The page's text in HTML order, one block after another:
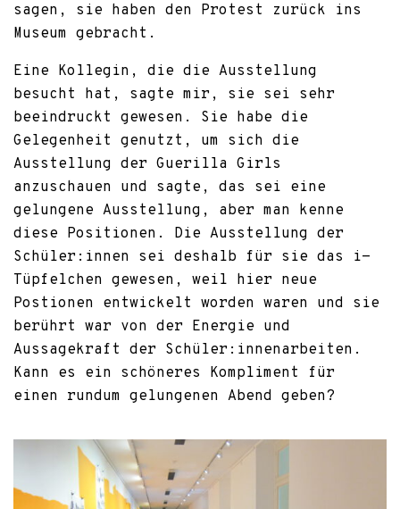
sagen, sie haben den Protest zurück ins
Museum gebracht.
Eine Kollegin, die die Ausstellung
besucht hat, sagte mir, sie sei sehr
beeindruckt gewesen. Sie habe die
Gelegenheit genutzt, um sich die
Ausstellung der Guerilla Girls
anzuschauen und sagte, das sei eine
gelungene Ausstellung, aber man kenne
diese Positionen. Die Ausstellung der
Schüler:innen sei deshalb für sie das i-
Tüpfelchen gewesen, weil hier neue
Postionen entwickelt worden waren und sie
berührt war von der Energie und
Aussagekraft der Schüler:innenarbeiten.
Kann es ein schöneres Kompliment für
einen rundum gelungenen Abend geben?